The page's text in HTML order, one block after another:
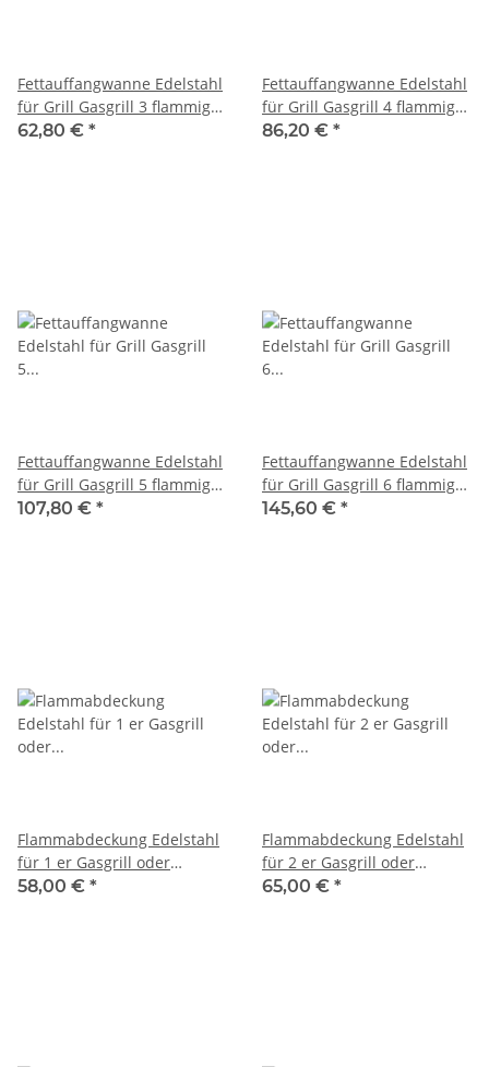
Fettauffangwanne Edelstahl
für Grill Gasgrill 3 flammig
Fettwanne 545 x 505 mm
62,80 € *
Fettauffangwanne Edelstahl
für Grill Gasgrill 4 flammig
Fettwanne 710 x 500 mm
86,20 € *
Fettauffangwanne Edelstahl
für Grill Gasgrill 5 flammig
Fettwanne 882 x 500 mm
107,80 € *
Fettauffangwanne Edelstahl
für Grill Gasgrill 6 flammig
Fettwanne 1047x 500 mm
145,60 € *
Flammabdeckung Edelstahl
für 1 er Gasgrill oder
Gastrobräter B: 30,5 x T: 48
58,00 € *
Flammabdeckung Edelstahl
für 2 er Gasgrill oder
Gastrobräter B: 43,5 x T: 48
65,00 € *